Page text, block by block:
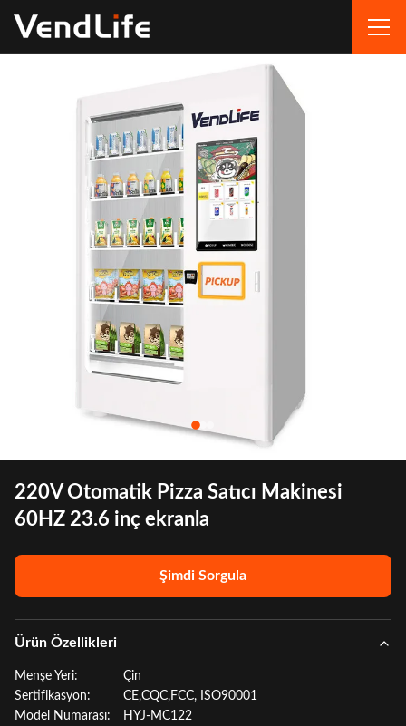
220V Otomatik Pizza Satıcı Makinesi
60HZ 23.6 inç ekranla
Şimdi Sorgula
Ürün Özellikleri
Menşe Yeri:
Çin
Sertifikasyon:
CE,CQC,FCC, ISO90001
Model Numarası:
HYJ-MC122